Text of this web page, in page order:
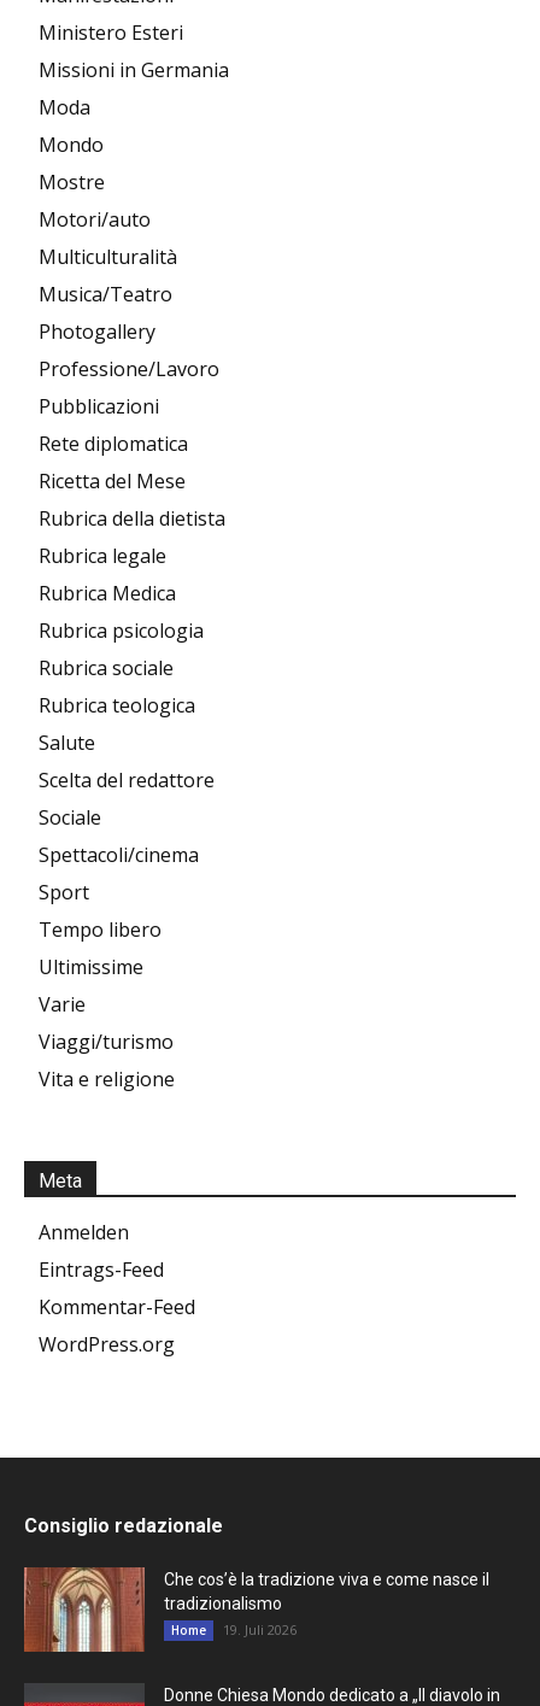
Ministero Esteri
Missioni in Germania
Moda
Mondo
Mostre
Motori/auto
Multiculturalità
Musica/Teatro
Photogallery
Professione/Lavoro
Pubblicazioni
Rete diplomatica
Ricetta del Mese
Rubrica della dietista
Rubrica legale
Rubrica Medica
Rubrica psicologia
Rubrica sociale
Rubrica teologica
Salute
Scelta del redattore
Sociale
Spettacoli/cinema
Sport
Tempo libero
Ultimissime
Varie
Viaggi/turismo
Vita e religione
Meta
Anmelden
Eintrags-Feed
Kommentar-Feed
WordPress.org
Consiglio redazionale
Che cos’è la tradizione viva e come nasce il
tradizionalismo
Home 19. Juli 2026
Donne Chiesa Mondo dedicato a „Il diavolo in